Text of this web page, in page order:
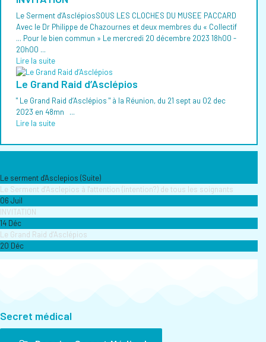
Le Serment d’AsclépiosSOUS LES CLOCHES DU MUSEE PACCARD
Avec le Dr Philippe de Chazournes et deux membres du « Collectif
... Pour le bien commun » Le mercredi 20 décembre 2023 18h00 -
20h00 ...
Lire la suite
Le Grand Raid d’Asclépios
" Le Grand Raid d’Asclépios " à la Réunion, du 21 sept au 02 dec
2023 en 48mn ...
Lire la suite
Le serment d'Asclepios (Suite)
Le Serment d’Asclepios à l'attention (intention?) de tous les soignants
06 Juil
INVITATION
14 Déc
Le Grand Raid d’Asclépios
20 Déc
Secret médical